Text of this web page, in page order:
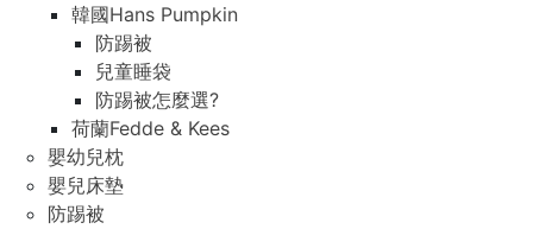
韓國Hans Pumpkin
防踢被
兒童睡袋
防踢被怎麼選?
荷蘭Fedde & Kees
嬰幼兒枕
嬰兒床墊
防踢被